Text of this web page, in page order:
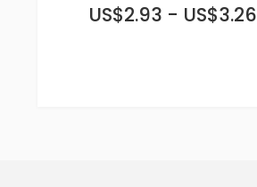
US$2.93 - US$3.26